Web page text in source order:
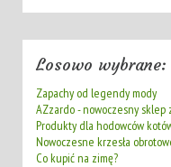
Losowo wybrane:
Zapachy od legendy mody
AZzardo - nowoczesny sklep
Produkty dla hodowców
Nowoczesne krzesła
Co kupić na zimę?